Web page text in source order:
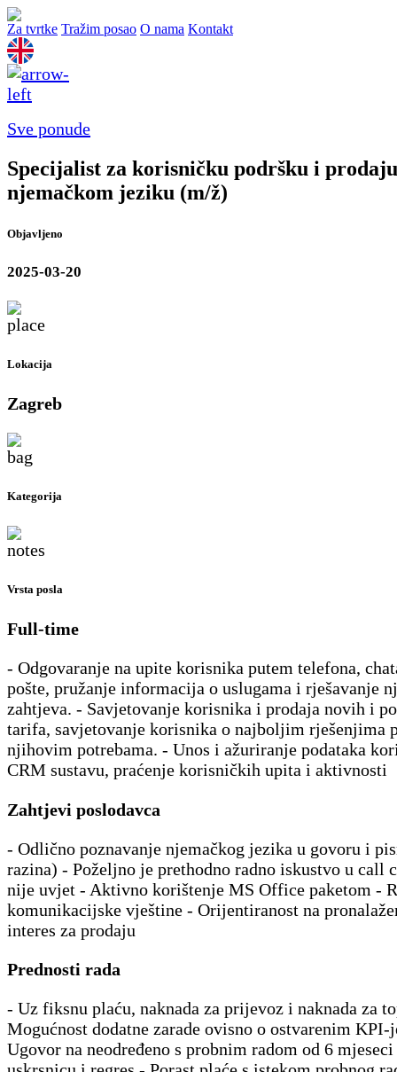
Za tvrtke Tražim posao O nama Kontakt
Sve ponude
Specijalist za korisničku podršku i
njemačkom jeziku (m/ž)
Objavljeno
2025-03-20
Lokacija
Zagreb
Kategorija
Vrsta posla
Full-time
- Odgovaranje na upite korisnika putem telefona,
pošte, pružanje informacija o uslugama i rješavanje
zahtjeva. - Savjetovanje korisnika i prodaja novih i
tarifa, savjetovanje korisnika o najboljim rješenjima
njihovim potrebama. - Unos i ažuriranje podataka
CRM sustavu, praćenje korisničkih upita i aktivnosti
Zahtjevi poslodavca
- Odlično poznavanje njemačkog jezika u govoru i
razina) - Poželjno je prethodno radno iskustvo u call
nije uvjet - Aktivno korištenje MS Office paketom -
komunikacijske vještine - Orijentiranost na
interes za prodaju
Prednosti rada
- Uz fiksnu plaću, naknada za prijevoz i naknada za
Mogućnost dodatne zarade ovisno o ostvarenim
Ugovor na neodređeno s probnim radom od 6